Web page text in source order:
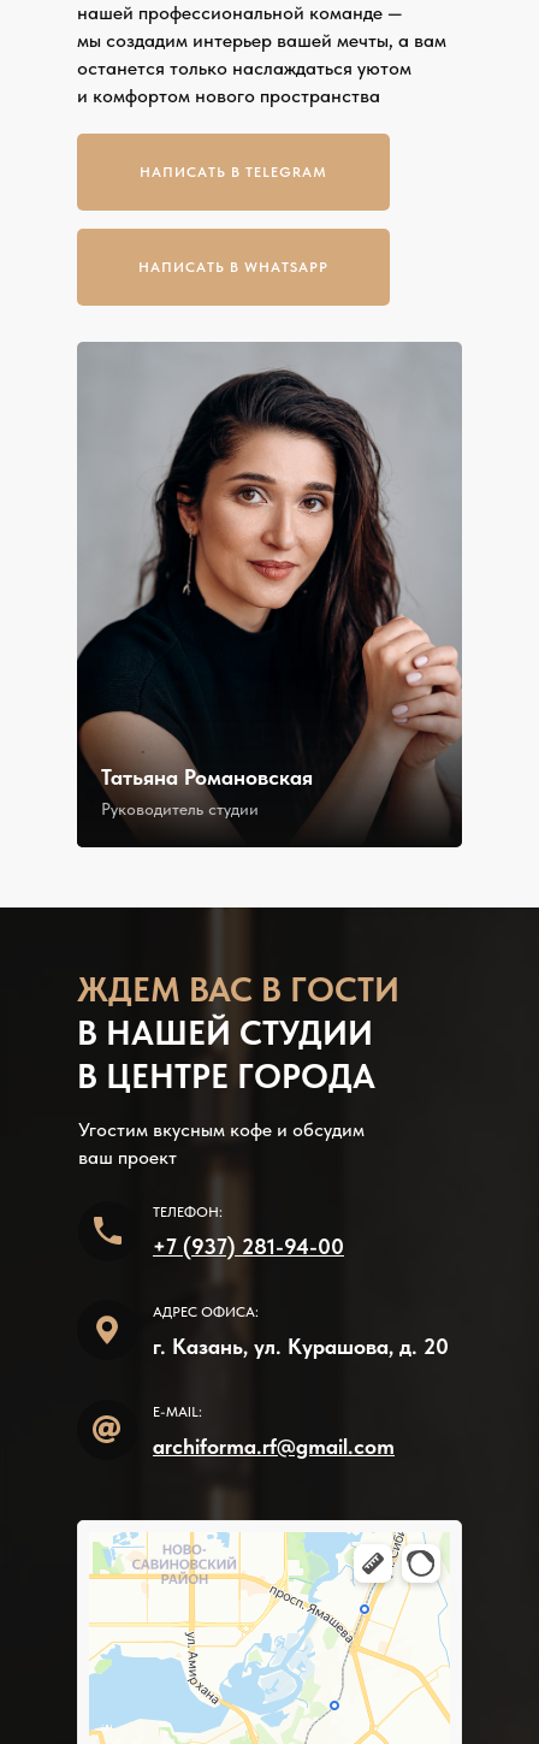
НАПИСАТЬ В WHATSAPP
НАПИСАТЬ В TELEGRAM
нашей профессиональной команде —
мы создадим интерьер вашей мечты, а вам
останется только наслаждаться уютом
и комфортом нового пространства
Руководитель студии
Татьяна Романовская
АДРЕС ОФИСА:
г. Казань, ул. Курашова, д. 20
ТЕЛЕФОН:
+7 (937) 281-94-00
E-MAIL:
archiforma.rf@gmail.com
Угостим вкусным кофе и обсудим
ваш проект
ЖДЕМ В АС В ГОСТИ
В НАШЕЙ СТУДИИ
В ЦЕНТРЕ ГОРОДА